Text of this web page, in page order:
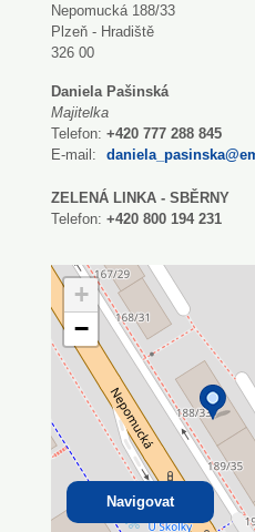
Nepomucká 188/33
Plzeň - Hradiště
326 00
Daniela Pašinská
Majitelka
Telefon: +420 777 288 845
E-mail:
ZELENÁ LINKA - SBĚRNY
Telefon: +420 800 194 231
+
−
Navigovat